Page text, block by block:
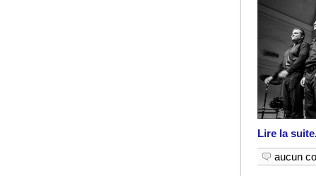
Lire la suite
aucun